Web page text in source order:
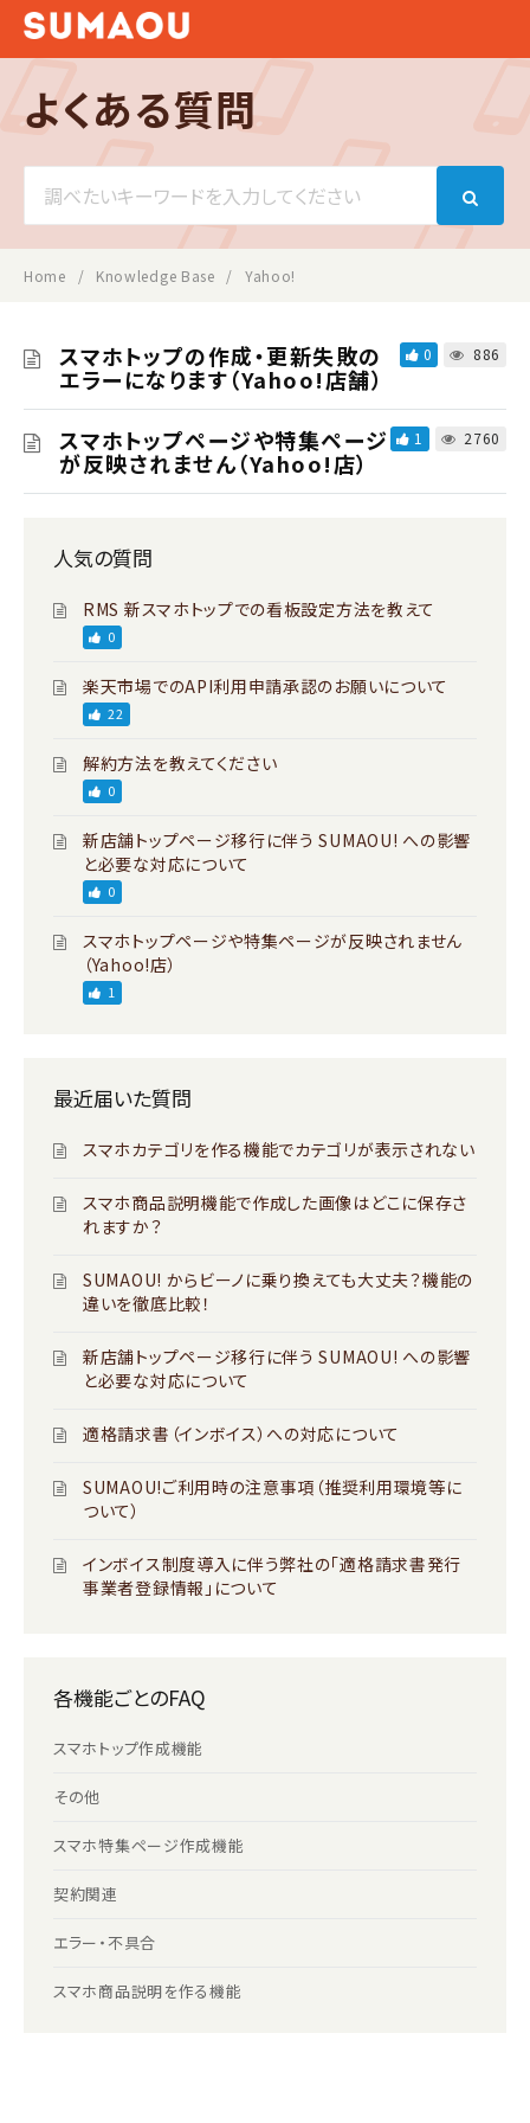
よくある質問
For
Home Knowledge Base Yahoo!
スマホトップの作成・更新失敗の
エラーになります（Yahoo!店舗）
0 886
スマホトップページや特集ページ
が反映されません（Yahoo!店）
1 2760
人気の質問
RMS 新スマホトップでの看板設定方法を教えて
0
楽天市場でのAPI利用申請承認のお願いについて
22
解約方法を教えてください
0
新店舗トップページ移行に伴う SUMAOU! への影響
と必要な対応について
0
スマホトップページや特集ページが反映されません
（Yahoo!店）
1
最近届いた質問
スマホカテゴリを作る機能でカテゴリが表示されない
スマホ商品説明機能で作成した画像はどこに保存さ
れますか？
SUMAOU! からビーノに乗り換えても大丈夫？機能の
違いを徹底比較！
新店舗トップページ移行に伴う SUMAOU! への影響
と必要な対応について
適格請求書（インボイス）への対応について
SUMAOU!ご利用時の注意事項（推奨利用環境等に
ついて）
インボイス制度導入に伴う弊社の「適格請求書発行
事業者登録情報」について
各機能ごとのFAQ
スマホトップ作成機能
その他
スマホ特集ページ作成機能
契約関連
エラー・不具合
スマホ商品説明を作る機能